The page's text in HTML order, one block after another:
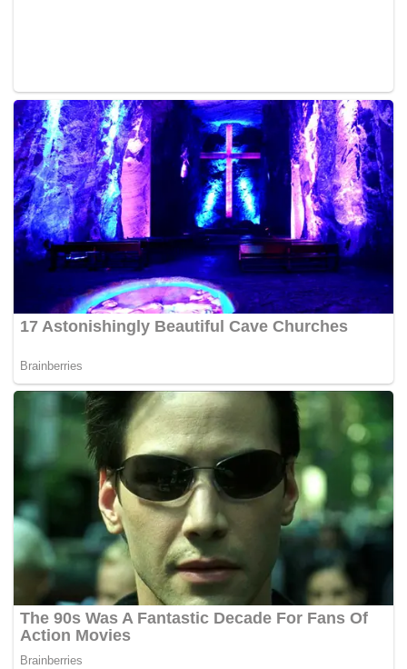
Dr Mahathir berkata BN bakal berdepan laluan sukar untuk
merampas kerusi itu kerana penyandangnya Datuk Seri
Anwar Ibrahim mempunyai sokongan kuat di kawasan
berkenaan.
“…ia pasti sukar, ada penyokong fanatik di situ. Orang
yang tidak hiraukan realiti, tentang kebenaran, mereka
sokong secara membabi buta,” katanya.
Anwar merupakan Anggota Parlimen Permatang Pauh
bagi BN dari 1982 hingga 1999 sebelum dijatuhi hukuman
Kerusi itu kemudian dimenangi isterinya Datuk Seri Dr
Wan Azizah Wan Ismail pada pilihan raya umum ke-10
pada November 1999.
Dr Wan Azizah mempertahankan kerusi itu pada pilihan
raya seterusnya sebelum meletak jawatan pada 31 Julai
2008 untuk memberi laluan kepada Anwar untuk
bertanding dalam PRK Permatang Pauh pada Ogos, 2008.
Anwar memenangi semula kerusi itu dengan mengalahkan
calon BN Datuk Arif Shah Omar Shah dengan majoriti
15,671 undi pada Pilihan Raya Umum ke-13.